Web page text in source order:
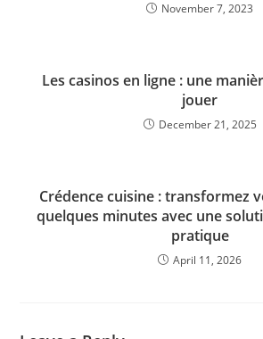
November 7, 2023
Les casinos en ligne : une
jouer
December 21, 2025
Crédence cuisine : transformez
quelques minutes avec une
pratique
April 11, 2026